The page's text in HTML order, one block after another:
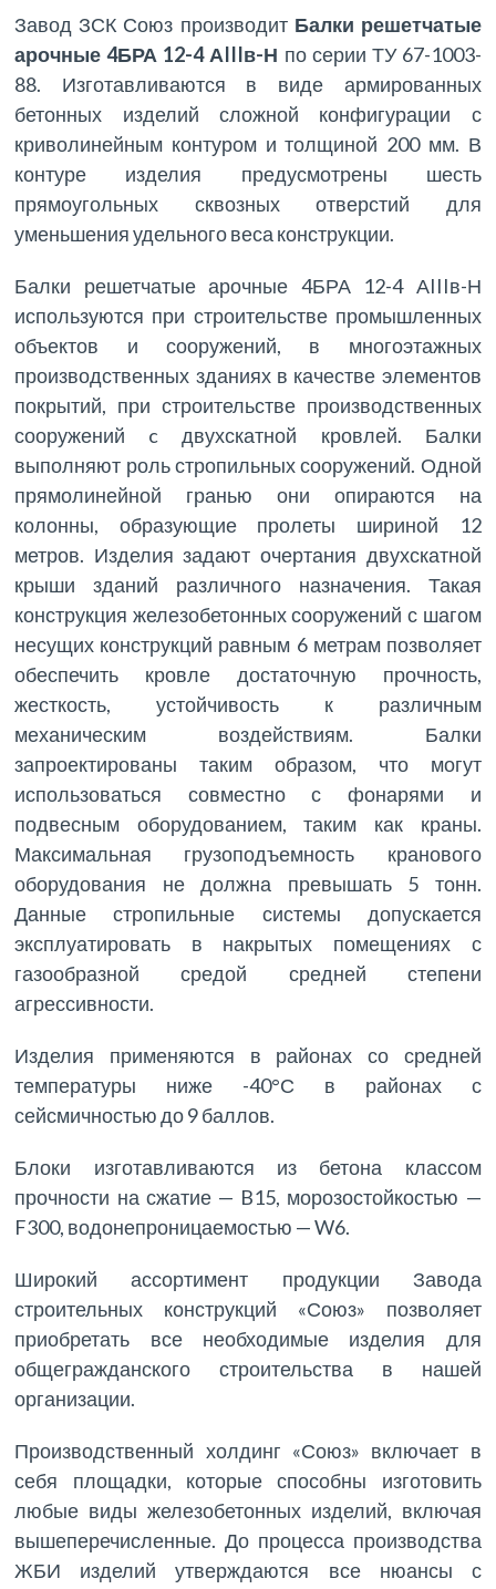
Завод ЗСК Союз производит Балки решетчатые
арочные 4БРА 12-4 АIIIв-Н по серии ТУ 67-1003-
88. Изготавливаются в виде армированных
бетонных изделий сложной конфигурации с
криволинейным контуром и толщиной 200 мм. В
контуре изделия предусмотрены шесть
прямоугольных сквозных отверстий для
уменьшения удельного веса конструкции.
Балки решетчатые арочные 4БРА 12-4 АIIIв-Н
используются при строительстве промышленных
объектов и сооружений, в многоэтажных
производственных зданиях в качестве элементов
покрытий, при строительстве производственных
сооружений c двухскатной кровлей. Балки
выполняют роль стропильных сооружений. Одной
прямолинейной гранью они опираются на
колонны, образующие пролеты шириной 12
метров. Изделия задают очертания двухскатной
крыши зданий различного назначения. Такая
конструкция железобетонных сооружений с шагом
несущих конструкций равным 6 метрам позволяет
обеспечить кровле достаточную прочность,
жесткость, устойчивость к различным
механическим воздействиям. Балки
запроектированы таким образом, что могут
использоваться совместно с фонарями и
подвесным оборудованием, таким как краны.
Максимальная грузоподъемность кранового
оборудования не должна превышать 5 тонн.
Данные стропильные системы допускается
эксплуатировать в накрытых помещениях с
газообразной средой средней степени
агрессивности.
Изделия применяются в районах со средней
температуры ниже -40°С в районах с
сейсмичностью до 9 баллов.
Блоки изготавливаются из бетона классом
прочности на сжатие — B15, морозостойкостью —
F300, водонепроницаемостью — W6.
Широкий ассортимент продукции Завода
строительных конструкций «Союз» позволяет
приобретать все необходимые изделия для
общегражданского строительства в нашей
организации.
Производственный холдинг «Союз» включает в
себя площадки, которые способны изготовить
любые виды железобетонных изделий, включая
вышеперечисленные. До процесса производства
ЖБИ изделий утверждаются все нюансы с